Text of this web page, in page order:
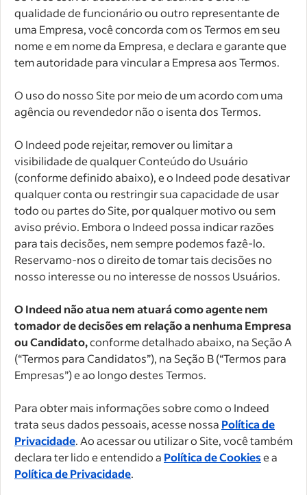
qualidade de funcionário ou outro representante de
uma Empresa, você concorda com os Termos em seu
nome e em nome da Empresa, e declara e garante que
tem autoridade para vincular a Empresa aos Termos.
O uso do nosso Site por meio de um acordo com uma
agência ou revendedor não o isenta dos Termos.
O Indeed pode rejeitar, remover ou limitar a
visibilidade de qualquer Conteúdo do Usuário
(conforme definido abaixo), e o Indeed pode desativar
qualquer conta ou restringir sua capacidade de usar
todo ou partes do Site, por qualquer motivo ou sem
aviso prévio. Embora o Indeed possa indicar razões
para tais decisões, nem sempre podemos fazê-lo.
Reservamo-nos o direito de tomar tais decisões no
nosso interesse ou no interesse de nossos Usuários.
O Indeed não atua nem atuará como agente nem
tomador de decisões em relação a nenhuma Empresa
ou Candidato,conforme detalhado abaixo, na Seção A
(“Termos para Candidatos”), na Seção B (“Termos para
Empresas”) e ao longo destes Termos.
Para obter mais informações sobre como o Indeed
trata seus dados pessoais, acesse nossa Política de
Privacidade. Ao acessar ou utilizar o Site, você também
declara ter lido e entendido a Política de Cookiese a
Política de Privacidade.